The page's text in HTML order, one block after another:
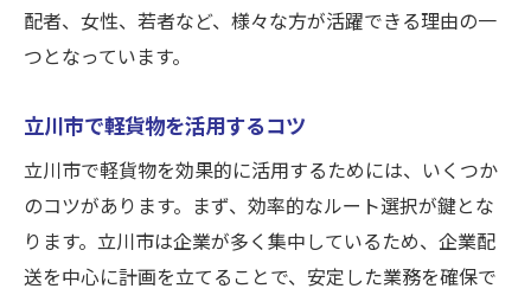
配者、女性、若者など、様々な方が活躍できる理由の一
つとなっています。
立川市で軽貨物を活用するコツ
立川市で軽貨物を効果的に活用するためには、いくつか
のコツがあります。まず、効率的なルート選択が鍵とな
ります。立川市は企業が多く集中しているため、企業配
送を中心に計画を立てることで、安定した業務を確保で